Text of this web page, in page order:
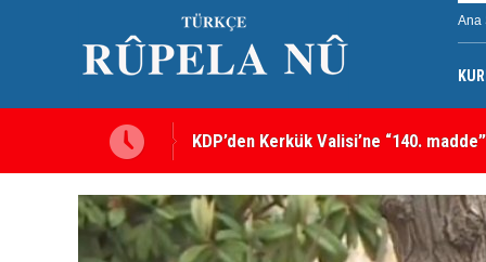
Ana
KDP’den Kerkük Valisi’ne “140.
Kerkük’te Kürt partilerden 7 maddelik